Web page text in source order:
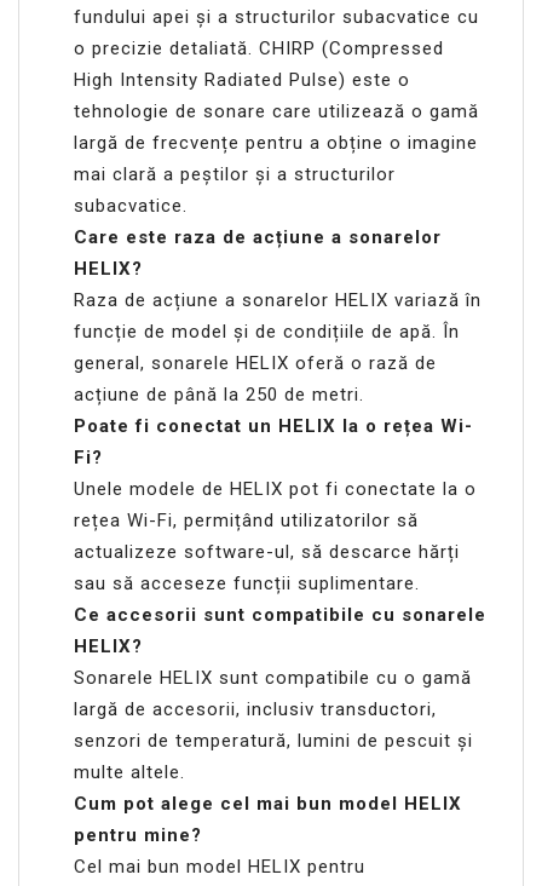
fundului apei și a structurilor subacvatice cu
o precizie detaliată. CHIRP (Compressed
High Intensity Radiated Pulse) este o
tehnologie de sonare care utilizează o gamă
largă de frecvențe pentru a obține o imagine
mai clară a peștilor și a structurilor
subacvatice.
Care este raza de acțiune a sonarelor
HELIX?
Raza de acțiune a sonarelor HELIX variază în
funcție de model și de condițiile de apă. În
general, sonarele HELIX oferă o rază de
acțiune de până la 250 de metri.
Poate fi conectat un HELIX la o rețea Wi-
Fi?
Unele modele de HELIX pot fi conectate la o
rețea Wi-Fi, permițând utilizatorilor să
actualizeze software-ul, să descarce hărți
sau să acceseze funcții suplimentare.
Ce accesorii sunt compatibile cu sonarele
HELIX?
Sonarele HELIX sunt compatibile cu o gamă
largă de accesorii, inclusiv transductori,
senzori de temperatură, lumini de pescuit și
multe altele.
Cum pot alege cel mai bun model HELIX
pentru mine?
Cel mai bun model HELIX pentru